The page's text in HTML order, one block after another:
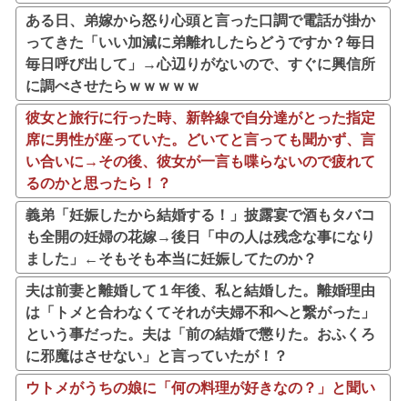
ある日、弟嫁から怒り心頭と言った口調で電話が掛か
ってきた「いい加減に弟離れしたらどうですか？毎日
毎日呼び出して」→心辺りがないので、すぐに興信所
に調べさせたらｗｗｗｗｗ
彼女と旅行に行った時、新幹線で自分達がとった指定
席に男性が座っていた。どいてと言っても聞かず、言
い合いに→その後、彼女が一言も喋らないので疲れて
るのかと思ったら！？
義弟「妊娠したから結婚する！」披露宴で酒もタバコ
も全開の妊婦の花嫁→後日「中の人は残念な事になり
ました」←そもそも本当に妊娠してたのか？
夫は前妻と離婚して１年後、私と結婚した。離婚理由
は「トメと合わなくてそれが夫婦不和へと繋がった」
という事だった。夫は「前の結婚で懲りた。おふくろ
に邪魔はさせない」と言っていたが！？
ウトメがうちの娘に「何の料理が好きなの？」と聞い